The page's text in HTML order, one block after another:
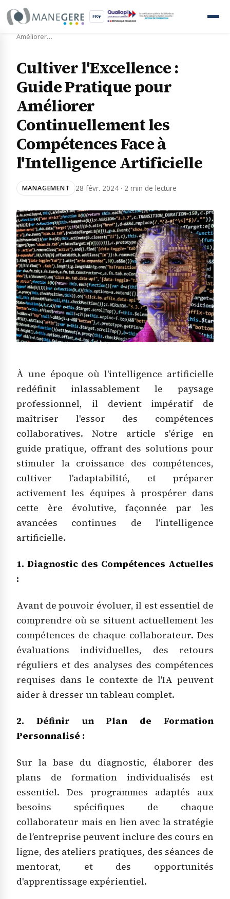
FR▾
Accueil
Cultiver l'Excellence : Guide Pratique pour
Améliorer…
Cultiver l'Excellence :
Guide Pratique pour
Améliorer
Continuellement les
Compétences Face à
l'Intelligence Artificielle
MANAGEMENT 28 févr. 2024 · 2 min de lecture
À une époque où l'intelligence artificielle
redéfinit inlassablement le paysage
professionnel, il devient impératif de
maîtriser l'essor des compétences
collaboratives. Notre article s'érige en
guide pratique, offrant des solutions pour
stimuler la croissance des compétences,
cultiver l'adaptabilité, et préparer
activement les équipes à prospérer dans
cette ère évolutive, façonnée par les
avancées continues de l'intelligence
artificielle.
1. Diagnostic des Compétences Actuelles
:
Avant de pouvoir évoluer, il est essentiel de
comprendre où se situent actuellement les
compétences de chaque collaborateur. Des
évaluations individuelles, des retours
réguliers et des analyses des compétences
requises dans le contexte de l'IA peuvent
aider à dresser un tableau complet.
2. Définir un Plan de Formation
Personnalisé :
Sur la base du diagnostic, élaborer des
plans de formation individualisés est
essentiel. Des programmes adaptés aux
besoins spécifiques de chaque
collaborateur mais en lien avec la stratégie
de l’entreprise peuvent inclure des cours en
ligne, des ateliers pratiques, des séances de
mentorat, et des opportunités
d'apprentissage expérientiel.